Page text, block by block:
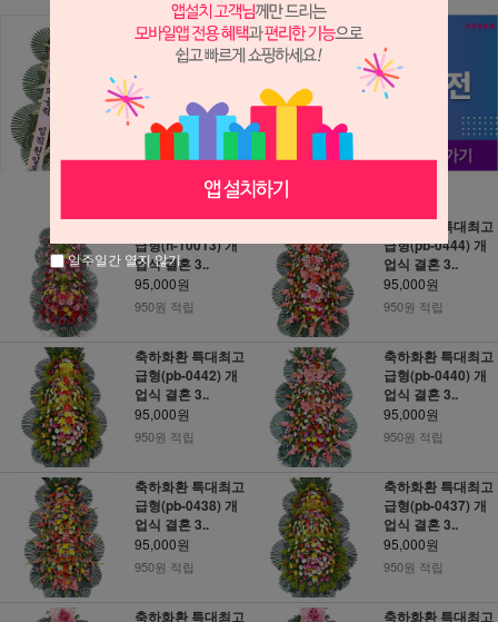
축하화환 특대최고
급형(h-10013) 개
업식 결혼 3..
95,000원
950원 적립
축하화환 특대최고
급형(pb-0444) 개
업식 결혼 3..
95,000원
950원 적립
축하화환 특대최고
급형(pb-0442) 개
업식 결혼 3..
95,000원
950원 적립
축하화환 특대최고
급형(pb-0440) 개
업식 결혼 3..
95,000원
950원 적립
축하화환 특대최고
급형(pb-0438) 개
업식 결혼 3..
95,000원
950원 적립
축하화환 특대최고
급형(pb-0437) 개
업식 결혼 3..
95,000원
950원 적립
축하화환 특대최고
축하화환 특대최고
일주일간 열지 않기